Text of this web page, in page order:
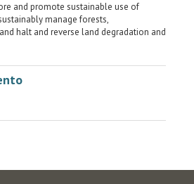
and promote sustainable use of
manage forests,
halt and reverse land degradation and